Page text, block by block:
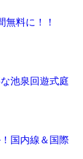
無料に！！
池泉回遊式庭
国内線＆国際